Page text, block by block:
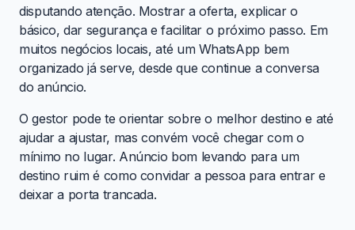
disputando atenção. Mostrar a oferta, explicar o
básico, dar segurança e facilitar o próximo passo. Em
muitos negócios locais, até um WhatsApp bem
organizado já serve, desde que continue a conversa
do anúncio.
O gestor pode te orientar sobre o melhor destino e até
ajudar a ajustar, mas convém você chegar com o
mínimo no lugar. Anúncio bom levando para um
destino ruim é como convidar a pessoa para entrar e
deixar a porta trancada.